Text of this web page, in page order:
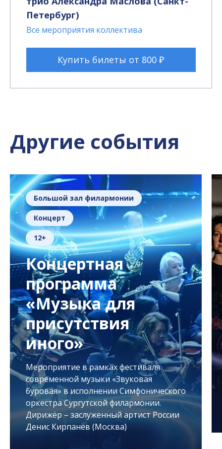
Петербург)
Все мероприятия коллектива
Купить билеты от 800 ₽
Другие события
Большой зал филармонии
Концерт
12+
Концертная
программа
«Музыка для
присутствия
иного»
Мероприятие в рамках фестиваля
современной музыки «Звуковая
буровая» в исполнении Симфонического
оркестра Сургутской филармонии.
Дирижёр – заслуженный артист России
Денис Кирпанёв (Москва)